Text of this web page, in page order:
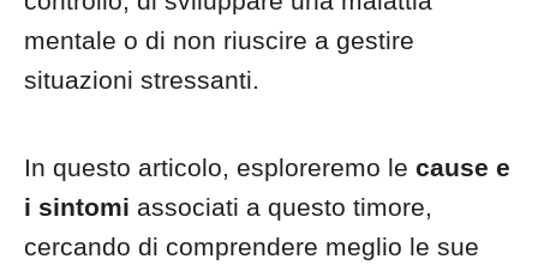
mentale o di non riuscire a gestire
situazioni stressanti.
In questo articolo, esploreremo le cause e
i sintomi associati a questo timore,
cercando di comprendere meglio le sue